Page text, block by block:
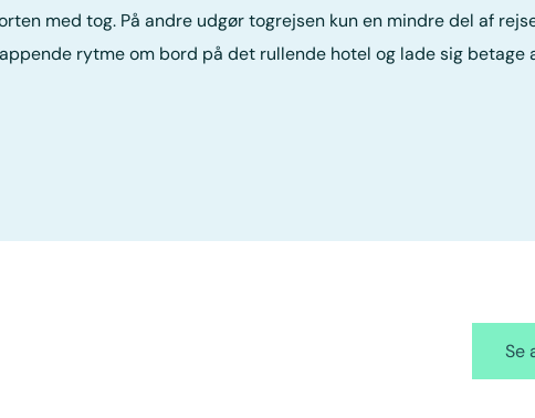
med tog. På andre udgør togrejsen kun en mindre del af
rytme om bord på det rullende hotel og lade sig betage
Se